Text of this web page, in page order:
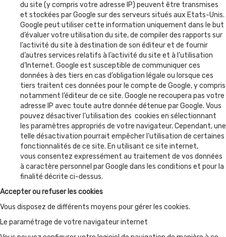
du site (y compris votre adresse IP) peuvent être transmises
et stockées par Google sur des serveurs situés aux Etats-Unis.
Google peut utiliser cette information uniquement dans le but
d’évaluer votre utilisation du site, de compiler des rapports sur
l’activité du site à destination de son éditeur et de fournir
d’autres services relatifs à l’activité du site et à l’utilisation
d’Internet. Google est susceptible de communiquer ces
données à des tiers en cas d’obligation légale ou lorsque ces
tiers traitent ces données pour le compte de Google, y compris
notamment l’éditeur de ce site. Google ne recoupera pas votre
adresse IP avec toute autre donnée détenue par Google. Vous
pouvez désactiver l’utilisation des cookies en sélectionnant
les paramètres appropriés de votre navigateur. Cependant, une
telle désactivation pourrait empêcher l’utilisation de certaines
fonctionnalités de ce site. En utilisant ce site internet,
vous consentez expressément au traitement de vos données
à caractère personnel par Google dans les conditions et pour la
finalité décrite ci-dessus.
Accepter ou refuser les cookies
Vous disposez de différents moyens pour gérer les cookies.
Le paramétrage de votre navigateur internet